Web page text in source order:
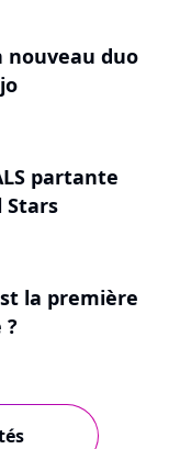
nouveau duo
partante
Stars
la première